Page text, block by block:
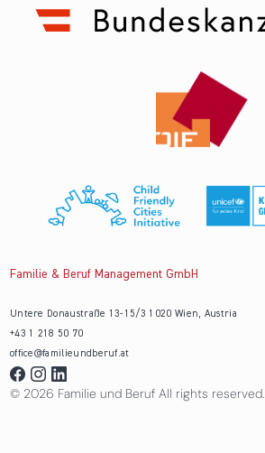
Familie & Beruf Management GmbH
Untere Donaustraße 13-15/3 1020 Wien, Austria
+43 1 218 50 70
office@familieundberuf.at
© 2026 Familie und Beruf All rights reserved.